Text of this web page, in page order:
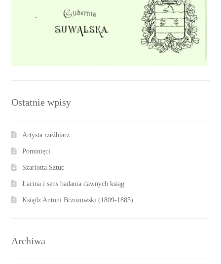
Ostatnie wpisy
Artysta rzeźbiarz
Pominięci
Szarlotta Sztuc
Łacina i sens badania dawnych ksiąg
Ksiądz Antoni Brzozowski (1809-1885)
Archiwa